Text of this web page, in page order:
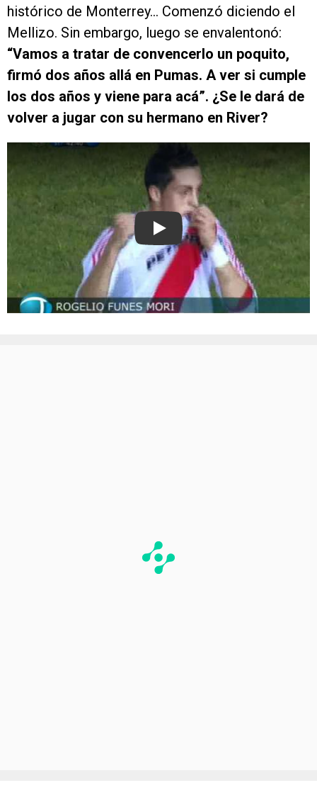
histórico de Monterrey… Comenzó diciendo el
Mellizo. Sin embargo, luego se envalentonó:
“Vamos a tratar de convencerlo un poquito,
firmó dos años allá en Pumas. A ver si cumple
los dos años y viene para acá”. ¿Se le dará de
volver a jugar con su hermano en River?
Play